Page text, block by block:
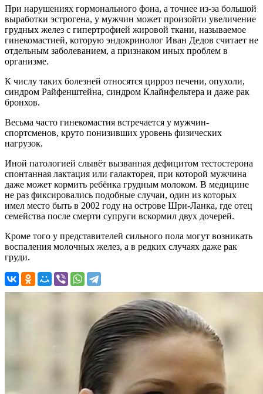
При нарушениях гормонального фона, а точнее из-за большой
выработки эстрогена, у мужчин может произойти увеличение
грудных желез с гипертрофией жировой ткани, называемое
гинекомастией, которую эндокринолог Иван Дедов считает не
отдельным заболеванием, а признаком иных проблем в
организме.
К числу таких болезней относятся цирроз печени, опухоли,
синдром Райфенштейна, синдром Клайнфельтера и даже рак
бронхов.
Весьма часто гинекомастия встречается у мужчин-
спортсменов, круто понизивших уровень физических
нагрузок.
Иной патологией слывёт вызванная дефицитом тестостерона
спонтанная лактация или галакторея, при которой мужчина
даже может кормить ребёнка грудным молоком. В медицине
не раз фиксировались подобные случаи, один из которых
имел место быть в 2002 году на острове Шри-Ланка, где отец
семейства после смерти супруги вскормил двух дочерей.
Кроме того у представителей сильного пола могут возникать
воспаления молочных желез, а в редких случаях даже рак
груди.